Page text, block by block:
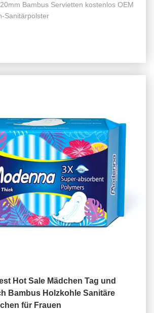
Bambus Servietten kostenlos OEM
Sanitärpolster
Hot Sale Mädchen Tag und
Bambus Holzkohle Sanitäre
für Frauen